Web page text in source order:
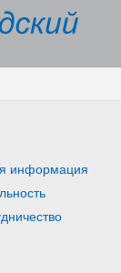
информация